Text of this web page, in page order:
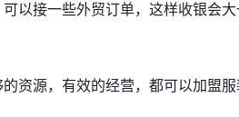
以接一些外贸订单，这样收银会
资源，有效的经营，都可以加盟服